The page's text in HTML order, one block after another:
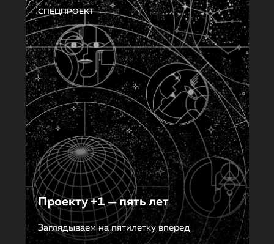
СПЕЦПРОЕКТ
Проекту +1 — пять лет
Заглядываем на пятилетку вперед